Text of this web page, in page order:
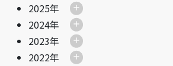
2025年
2024年
2023年
2022年